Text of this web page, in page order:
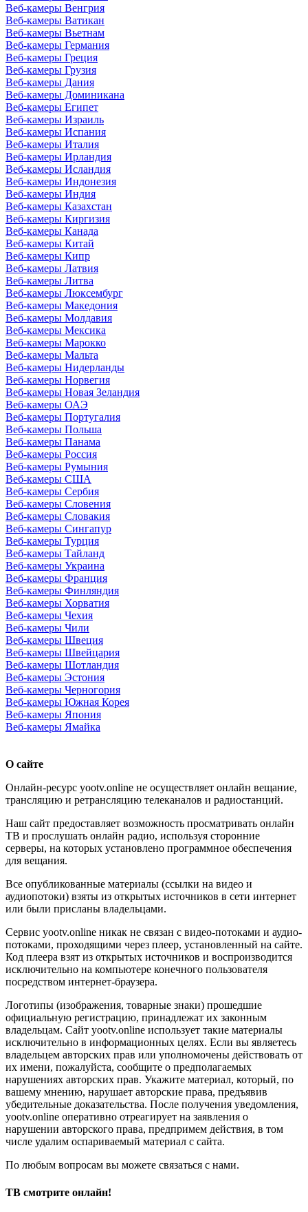
Веб-камеры Венгрия
Веб-камеры Ватикан
Веб-камеры Вьетнам
Веб-камеры Германия
Веб-камеры Греция
Веб-камеры Грузия
Веб-камеры Дания
Веб-камеры Доминикана
Веб-камеры Египет
Веб-камеры Израиль
Веб-камеры Испания
Веб-камеры Италия
Веб-камеры Ирландия
Веб-камеры Исландия
Веб-камеры Индонезия
Веб-камеры Индия
Веб-камеры Казахстан
Веб-камеры Киргизия
Веб-камеры Канада
Веб-камеры Китай
Веб-камеры Кипр
Веб-камеры Латвия
Веб-камеры Литва
Веб-камеры Люксембург
Веб-камеры Македония
Веб-камеры Молдавия
Веб-камеры Мексика
Веб-камеры Марокко
Веб-камеры Мальта
Веб-камеры Нидерланды
Веб-камеры Норвегия
Веб-камеры Новая Зеландия
Веб-камеры ОАЭ
Веб-камеры Португалия
Веб-камеры Польша
Веб-камеры Панама
Веб-камеры Россия
Веб-камеры Румыния
Веб-камеры США
Веб-камеры Сербия
Веб-камеры Словения
Веб-камеры Словакия
Веб-камеры Сингапур
Веб-камеры Турция
Веб-камеры Тайланд
Веб-камеры Украина
Веб-камеры Франция
Веб-камеры Финляндия
Веб-камеры Хорватия
Веб-камеры Чехия
Веб-камеры Чили
Веб-камеры Швеция
Веб-камеры Швейцария
Веб-камеры Шотландия
Веб-камеры Эстония
Веб-камеры Черногория
Веб-камеры Южная Корея
Веб-камеры Япония
Веб-камеры Ямайка
О сайте
Онлайн-ресурс yootv.online не осуществляет онлайн вещание,
трансляцию и ретрансляцию телеканалов и радиостанций.
Наш сайт предоставляет возможность просматривать онлайн
ТВ и прослушать онлайн радио, используя сторонние
серверы, на которых установлено программное обеспечения
для вещания.
Все опубликованные материалы (ссылки на видео и
аудиопотоки) взяты из открытых источников в сети интернет
или были присланы владельцами.
Сервис yootv.online никак не связан с видео-потоками и аудио-
потоками, проходящими через плеер, установленный на сайте.
Код плеера взят из открытых источников и воспроизводится
исключительно на компьютере конечного пользователя
посредством интернет-браузера.
Логотипы (изображения, товарные знаки) прошедшие
официальную регистрацию, принадлежат их законным
владельцам. Сайт yootv.online использует такие материалы
исключительно в информационных целях. Если вы являетесь
владельцем авторских прав или уполномочены действовать от
их имени, пожалуйста, сообщите о предполагаемых
нарушениях авторских прав. Укажите материал, который, по
вашему мнению, нарушает авторские права, предъявив
убедительные доказательства. После получения уведомления,
yootv.online оперативно отреагирует на заявления о
нарушении авторского права, предпримем действия, в том
числе удалим оспариваемый материал с сайта.
По любым вопросам вы можете связаться с нами.
ТВ смотрите онлайн!